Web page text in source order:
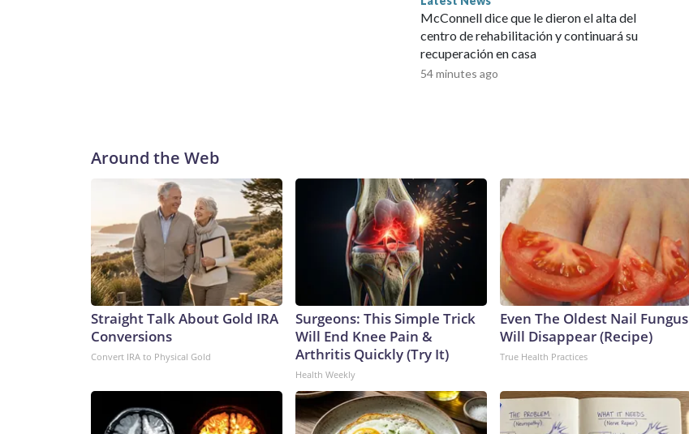
McConnell dice que le dieron el alta del
centro de rehabilitación y continuará su
recuperación en casa
54 minutes ago
Around the Web
Straight Talk About Gold IRA
Conversions
Convert IRA to Physical Gold
Surgeons: This Simple Trick
Will End Knee Pain &
Arthritis Quickly (Try It)
Health Weekly
Even The Oldest Nail Fungus
Will Disappear (Recipe)
True Health Practices